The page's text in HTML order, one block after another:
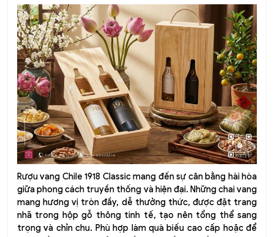
Rượu vang Chile 1918 Classic mang đến sự cân bằng hài hòa
giữa phong cách truyền thống và hiện đại. Những chai vang
mang hương vị tròn đầy, dễ thưởng thức, được đặt trang
nhã trong hộp gỗ thông tinh tế, tạo nên tổng thể sang
trọng và chỉn chu. Phù hợp làm quà biếu cao cấp hoặc để